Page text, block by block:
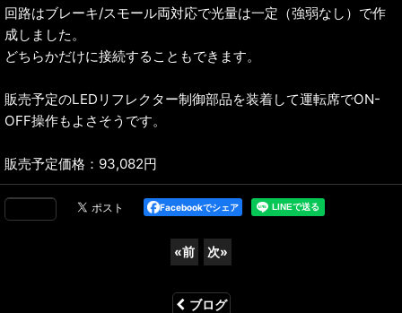
回路はブレーキ/スモール両対応で光量は一定（強弱なし）で作
成しました。
どちらかだけに接続することもできます。
販売予定のLEDリフレクター制御部品を装着して運転席でON-
OFF操作もよさそうです。
販売予定価格：93,082円
Facebookでシェア
«前 次»
ブログ